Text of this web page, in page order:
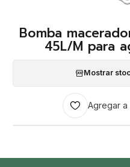
Bomba
45L/M para
Mostrar
Agregar